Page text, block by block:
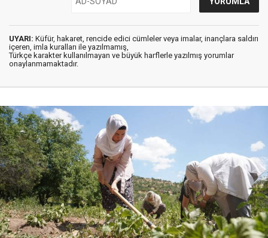
UYARI: Küfür, hakaret, rencide edici cümleler veya imalar, inançlara saldırı
içeren, imla kuralları ile yazılmamış,
Türkçe karakter kullanılmayan ve büyük harflerle yazılmış yorumlar
onaylanmamaktadır.